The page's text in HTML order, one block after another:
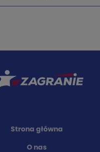
Strona główna
O nas